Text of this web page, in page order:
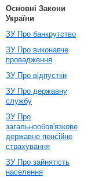
Основні Закони
України
ЗУ Про банкрутство
ЗУ Про виконавче
провадження
ЗУ Про відпустки
ЗУ Про державну
службу
ЗУ Про
загальнообов'язкове
державне пенсійне
страхування
ЗУ Про зайнятість
населення